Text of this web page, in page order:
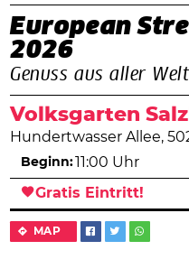
European
2026
Genuss aus aller Welt
Volksgarten
Hundertwasser Allee,
MAP
Beginn: 11:00 Uhr
Gratis Eintritt!